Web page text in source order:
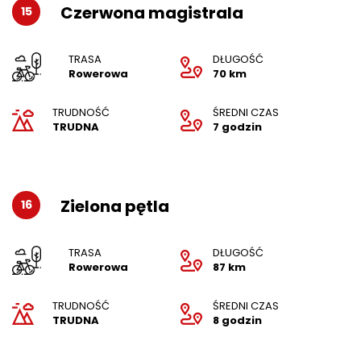
15 Czerwona magistrala
TRASA
Rowerowa
DŁUGOŚĆ
70 km
TRUDNOŚĆ
TRUDNA
ŚREDNI CZAS
7 godzin
16 Zielona pętla
TRASA
Rowerowa
DŁUGOŚĆ
87 km
TRUDNOŚĆ
TRUDNA
ŚREDNI CZAS
8 godzin